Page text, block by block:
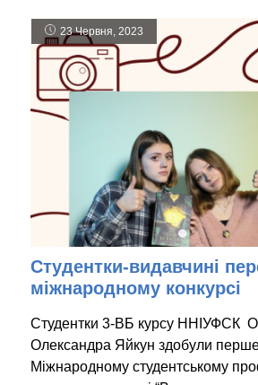
23 Червня, 2023
Студентки-видавчині
міжнародному конкурсі
Студентки 3-ВБ курсу ННІУФСК
Олександра Яйкун здобули
Міжнародному студентському